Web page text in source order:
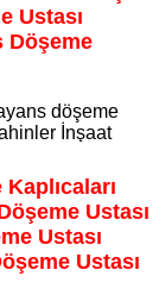
Ustası
Döşeme
döşeme
İnşaat
uzman
Ortaca
döşeme
Ustası
Ustası
Ustası